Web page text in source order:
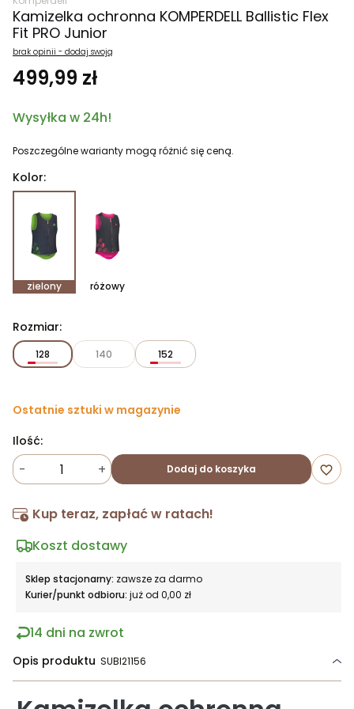
Kamizelka ochronna KOMPERDELL Ballistic Flex
Fit PRO Junior
brak opinii - dodaj swoją
499,99 zł
Wysyłka w 24h!
Poszczególne warianty mogą różnić się ceną.
Kolor:
zielony różowy
Rozmiar:
128 140 152
Ostatnie sztuki w magazynie
Ilość:
- + Dodaj do koszyka favorite_border
Kup teraz, zapłać w ratach!
Koszt dostawy
Sklep stacjonarny: zawsze za darmo
Kurier/punkt odbioru: już od 0,00 zł
14 dni na zwrot
Opis produktu SUBI21156